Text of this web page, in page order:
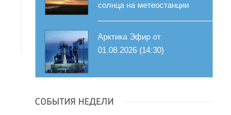
солнца на метеостанции
Арктика Эфир от
01.08.2026 (14:30)
СОБЫТИЯ НЕДЕЛИ